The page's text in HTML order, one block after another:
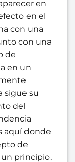
en
en el
con una
con una
de
en un
sigue su
del
aquí donde
de
principio,